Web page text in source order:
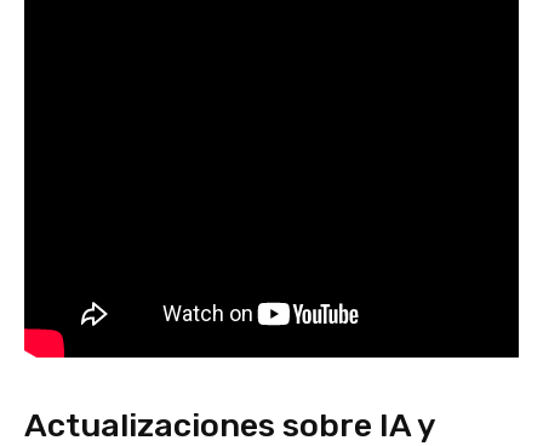
Actualizaciones sobre IA y